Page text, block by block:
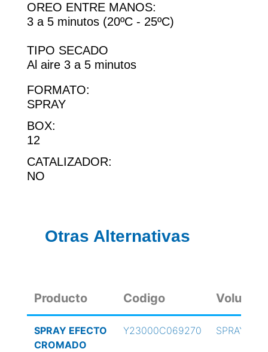
OREO ENTRE MANOS:
3 a 5 minutos (20ºC - 25ºC)
TIPO SECADO
Al aire 3 a 5 minutos
FORMATO:
SPRAY
BOX:
12
CATALIZADOR:
NO
Otras Alternativas
Producto Codigo Volumen
SPRAY EFECTO
CROMADO
Y23000C069270 SPRAY